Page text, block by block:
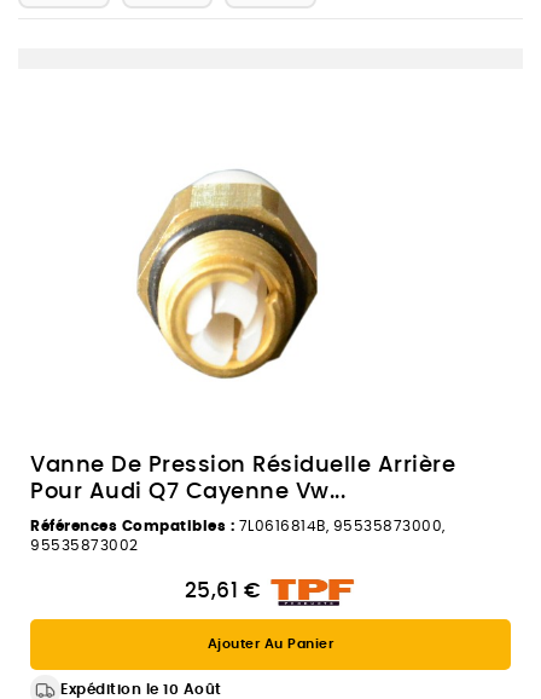
Vanne De Pression Résiduelle Arrière
Pour Audi Q7 Cayenne Vw...
Références Compatibles : 7L0616814B, 95535873000,
95535873002
25,61 €
Ajouter Au Panier
Expédition le 10 Août